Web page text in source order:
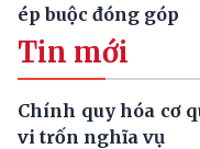
ép buộc đóng góp
Tin mới
Chính quy hóa cơ
vi trốn nghĩa vụ